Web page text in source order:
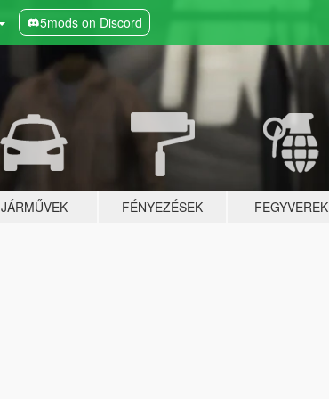
5mods on Discord
JÁRMŰVEK FÉNYEZÉSEK FEGYVEREK